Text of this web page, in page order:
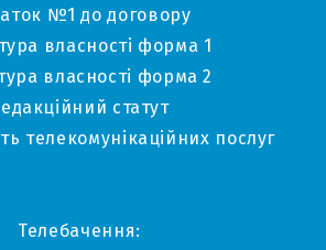
№1 до договору
власності форма 1
власності форма 2
статут
телекомунікаційних послуг
Телебачення: